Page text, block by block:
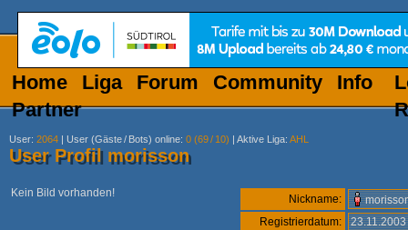
Home Liga Forum Community
Info
Partner
User: 2064 | User (Gäste/ Bots) online: 0 (69/ 10) | Aktive Liga: AHL
User Profil morisson
Kein Bild vorhanden! Nickname:
Registrierdatum: